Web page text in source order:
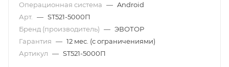
Операционная система — Android
Арт. — ST521-5000П
Бренд (производитель) — ЭВОТОР
Гарантия — 12 мес. (с ограничениями)
Артикул — ST521-5000П